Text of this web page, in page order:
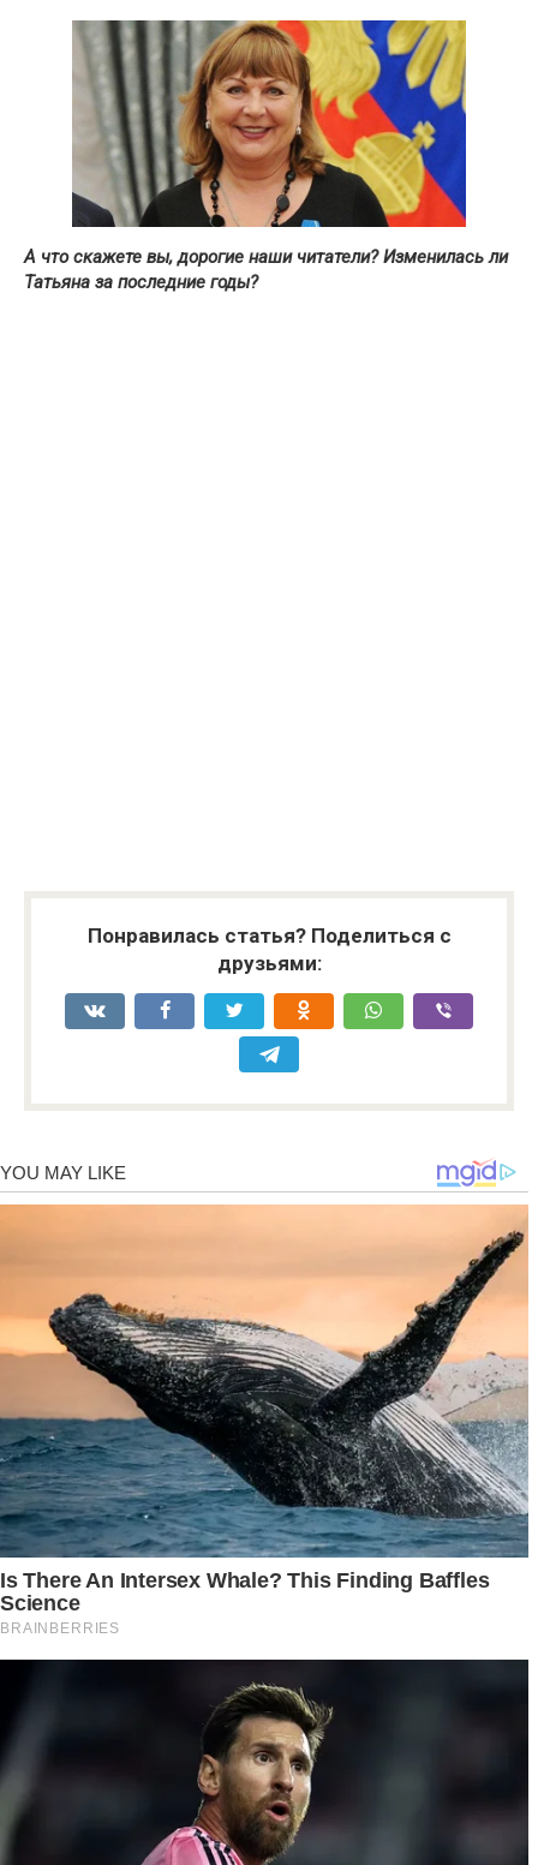
А что скажете вы, дорогие наши читатели? Изменилась ли
Татьяна за последние годы?
Понравилась статья? Поделиться с
друзьями: